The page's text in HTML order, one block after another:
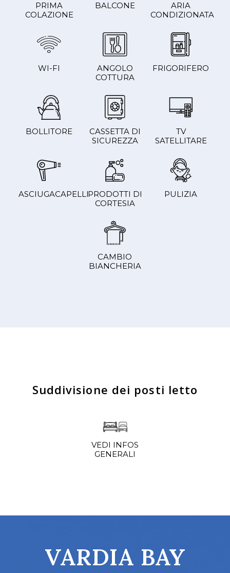
PRIMA
COLAZIONE
BALCONE
ARIA
CONDIZIONATA
WI-FI
ANGOLO
COTTURA
FRIGORIFERO
BOLLITORE
CASSETTA DI
SICUREZZA
TV
SATELLITARE
ASCIUGACAPELLIPRODOTTI DI
CORTESIA
PULIZIA
CAMBIO
BIANCHERIA
Suddivisione dei posti letto
VEDI INFOS
GENERALI
VARDIA BAY